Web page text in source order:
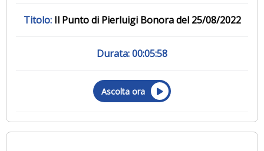
Il Punto di Pierluigi Bonora del 25/08/2022
00:05:58
Ascolta ora